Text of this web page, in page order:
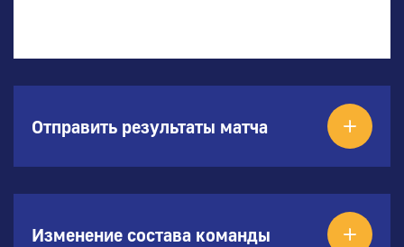
Отправить результаты матча
Изменение состава команды